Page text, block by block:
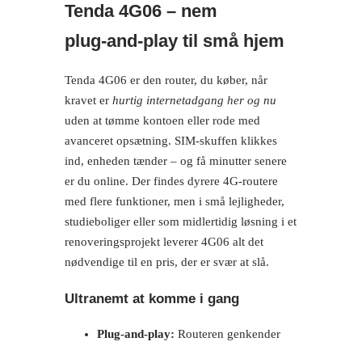
Tenda 4G06 – nem
plug‑and‑play til små hjem
Tenda 4G06 er den router, du køber, når
kravet er hurtig internetadgang her og nu
uden at tømme kontoen eller rode med
avanceret opsætning. SIM-skuffen klikkes
ind, enheden tænder – og få minutter senere
er du online. Der findes dyrere 4G-routere
med flere funktioner, men i små lejligheder,
studieboliger eller som midlertidig løsning i et
renoveringsprojekt leverer 4G06 alt det
nødvendige til en pris, der er svær at slå.
Ultranemt at komme i gang
Plug-and-play: Routeren genkender